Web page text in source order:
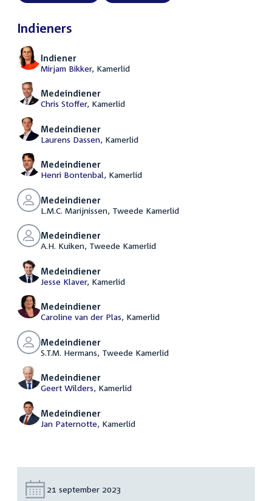
Indieners
Indiener
Mirjam Bikker, Kamerlid
Medeindiener
Chris Stoffer, Kamerlid
Medeindiener
Laurens Dassen, Kamerlid
Medeindiener
Henri Bontenbal, Kamerlid
Medeindiener
L.M.C. Marijnissen, Tweede Kamerlid
Medeindiener
A.H. Kuiken, Tweede Kamerlid
Medeindiener
Jesse Klaver, Kamerlid
Medeindiener
Caroline van der Plas, Kamerlid
Medeindiener
S.T.M. Hermans, Tweede Kamerlid
Medeindiener
Geert Wilders, Kamerlid
Medeindiener
Jan Paternotte, Kamerlid
Datum:
21 september 2023